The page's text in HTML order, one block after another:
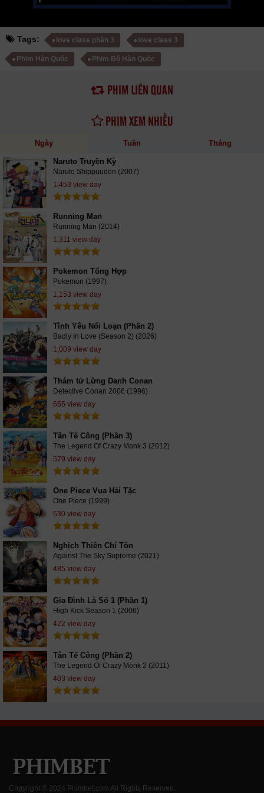
Tags: love class phần 3 love class 3
Phim Hàn Quốc Phim Bộ Hàn Quốc
PHIM LIÊN QUAN
PHIM XEM NHIỀU
Ngày Tuần Tháng
Naruto Truyền Kỳ
Naruto Shippuuden (2007)
1,453 view day
Running Man
Running Man (2014)
1,311 view day
Pokemon Tổng Hợp
Pokemon (1997)
1,153 view day
Tình Yêu Nổi Loạn (Phần 2)
Badly In Love (Season 2) (2026)
1,009 view day
Thám tử Lừng Danh Conan
Detective Conan 2006 (1996)
655 view day
Tân Tế Công (Phần 3)
The Legend Of Crazy Monk 3 (2012)
579 view day
One Piece Vua Hải Tặc
One Piece (1999)
530 view day
Nghịch Thiên Chí Tôn
Against The Sky Supreme (2021)
485 view day
Gia Đình Là Số 1 (Phần 1)
High Kick Season 1 (2006)
422 view day
Tân Tế Công (Phần 2)
The Legend Of Crazy Monk 2 (2011)
403 view day
Copyright ® 2024 Phimbet.com All Rights Reserved.